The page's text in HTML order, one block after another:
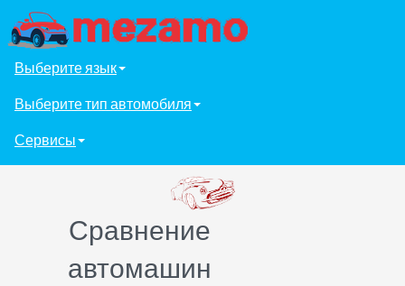
Выберите язык
Выберите тип автомобиля
Сервисы
Сравнение
автомашин